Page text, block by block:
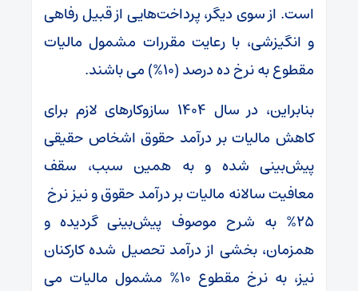
است. از سوی دیگر، پرداخت‌هایی از قبیل رفاهی
و انگیزشی، با رعایت مقررات مشمول مالیات
مقطوع به نرخ ده درصد (۱۰%) می باشند.
بنابراین، در سال ۱۴۰۴ سازوکارهای لازم برای
کاهش مالیات بر درآمد حقوق اشخاص حقیقی
پیش‌بینی شده و به همین سبب، سقف
معافیت سالانه مالیات بر درآمد حقوق و نیز نرخ
۲۵% به شرح موصوف پیش‌بینی گردیده و
همزمان، بخشی از درآمد تحصیل شده کارکنان
نیز، به نرخ مقطوع ۱۰% مشمول مالیات می